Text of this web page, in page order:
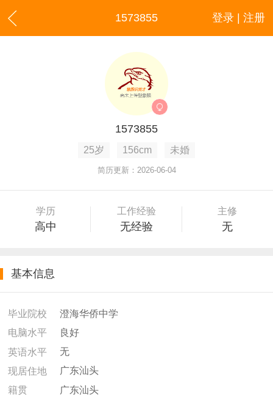
登录 | 注册
1573855
1573855
25岁 156cm 未婚
简历更新：2026-06-04
学历
高中
工作经验
无经验
主修
无
基本信息
毕业院校
澄海华侨中学
电脑水平
良好
英语水平
无
现居住地
广东汕头
籍贯
广东汕头